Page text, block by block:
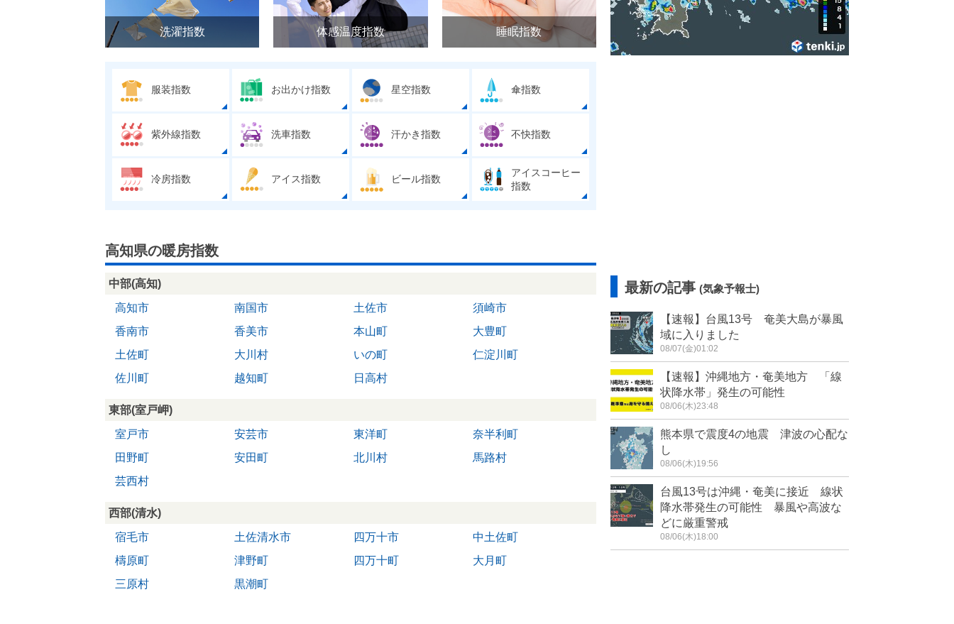
洗濯指数 体感温度指数 睡眠指数
服装指数 お出かけ指数 星空指数 傘指数
紫外線指数 洗車指数 汗かき指数 不快指数
冷房指数 アイス指数 ビール指数
アイスコーヒー
指数
高知県の暖房指数
中部(高知)
高知市
南国市 土佐市
須崎市
香南市
香美市 本山町
大豊町
土佐町
大川村 いの町
仁淀川町
佐川町
越知町 日高村
東部(室戸岬)
室戸市
安芸市 東洋町
奈半利町
田野町
安田町 北川村
馬路村
芸西村
西部(清水)
宿毛市
土佐清水市 四万十市
中土佐町
檮原町
津野町 四万十町
大月町
三原村
黒潮町
最新の記事 (気象予報士)
【速報】台風13号 奄美大島が暴風
域に入りました
08/07(金)01:02
【速報】沖縄地方・奄美地方 「線
状降水帯」発生の可能性
08/06(木)23:48
熊本県で震度4の地震 津波の心配な
し
08/06(木)19:56
台風13号は沖縄・奄美に接近 線状
降水帯発生の可能性 暴風や高波な
どに厳重警戒
08/06(木)18:00